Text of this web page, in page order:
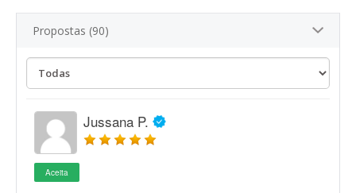
Propostas (90)
Jussana P.
Aceita